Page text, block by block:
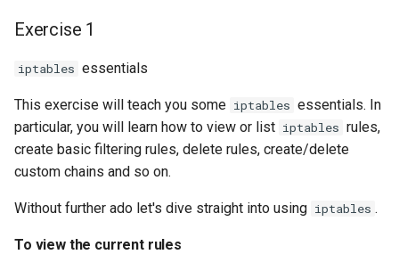
Exercise 1
iptables essentials
This exercise will teach you some iptables essentials. In
particular, you will learn how to view or list iptables rules,
create basic filtering rules, delete rules, create/delete
custom chains and so on.
Without further ado let's dive straight into using iptables .
To view the current rules